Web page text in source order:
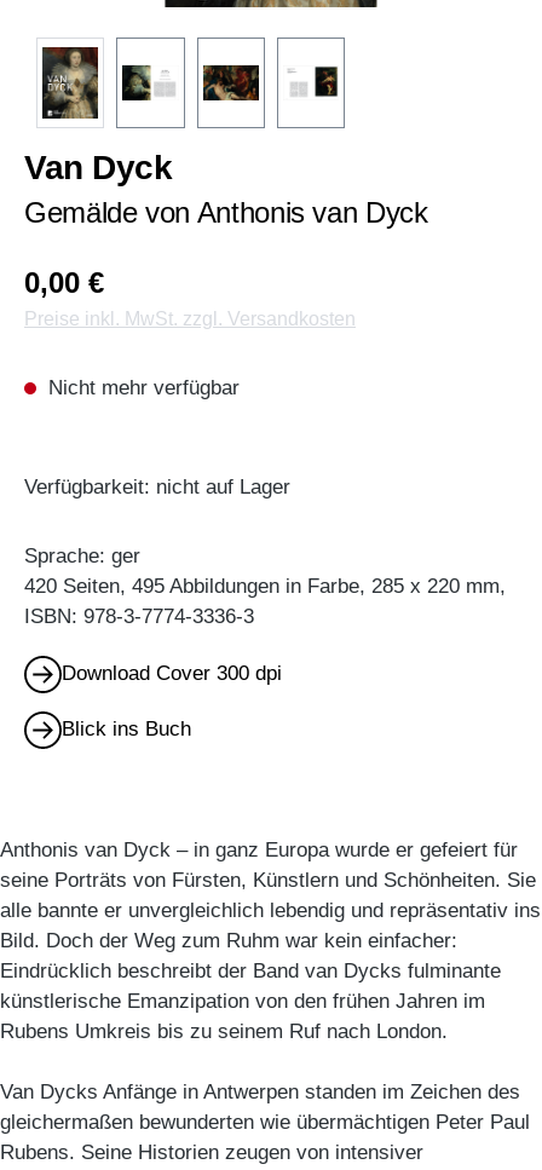
Van Dyck
Gemälde von Anthonis van Dyck
0,00 €
Preise inkl. MwSt. zzgl. Versandkosten
Nicht mehr verfügbar
Verfügbarkeit: nicht auf Lager
Sprache: ger
420 Seiten, 495 Abbildungen in Farbe, 285 x 220 mm,
ISBN: 978-3-7774-3336-3
Download Cover 300 dpi
Blick ins Buch
Anthonis van Dyck – in ganz Europa wurde er gefeiert für
seine Porträts von Fürsten, Künstlern und Schönheiten. Sie
alle bannte er unvergleichlich lebendig und repräsentativ ins
Bild. Doch der Weg zum Ruhm war kein einfacher:
Eindrücklich beschreibt der Band van Dycks fulminante
künstlerische Emanzipation von den frühen Jahren im
Rubens Umkreis bis zu seinem Ruf nach London.
Van Dycks Anfänge in Antwerpen standen im Zeichen des
gleichermaßen bewunderten wie übermächtigen Peter Paul
Rubens. Seine Historien zeugen von intensiver